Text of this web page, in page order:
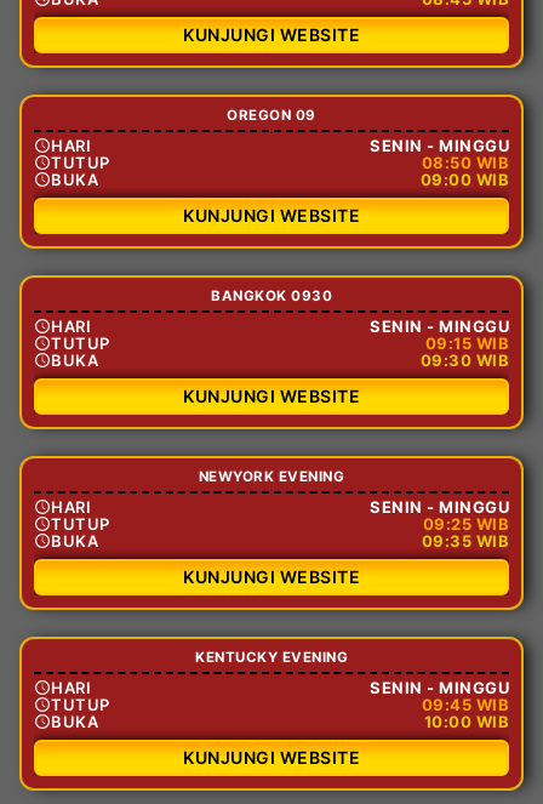
KUNJUNGI WEBSITE
OREGON 09
HARI
SENIN - MINGGU
TUTUP
08:50 WIB
BUKA
09:00 WIB
KUNJUNGI WEBSITE
BANGKOK 0930
HARI
SENIN - MINGGU
TUTUP
09:15 WIB
BUKA
09:30 WIB
KUNJUNGI WEBSITE
NEWYORK EVENING
HARI
SENIN - MINGGU
TUTUP
09:25 WIB
BUKA
09:35 WIB
KUNJUNGI WEBSITE
KENTUCKY EVENING
HARI
SENIN - MINGGU
TUTUP
09:45 WIB
BUKA
10:00 WIB
KUNJUNGI WEBSITE